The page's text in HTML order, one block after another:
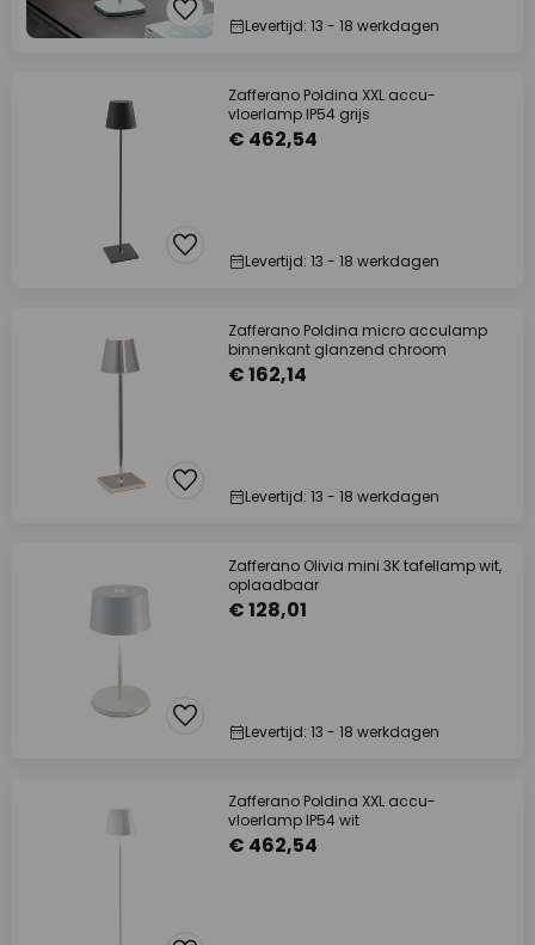
Levertijd: 13 - 18 werkdagen
Zafferano Poldina XXL accu-
vloerlamp IP54 grijs
€ 462,54
Levertijd: 13 - 18 werkdagen
Zafferano Poldina micro acculamp
binnenkant glanzend chroom
€ 162,14
Levertijd: 13 - 18 werkdagen
Zafferano Olivia mini 3K tafellamp wit,
oplaadbaar
€ 128,01
Levertijd: 13 - 18 werkdagen
Zafferano Poldina XXL accu-
vloerlamp IP54 wit
€ 462,54